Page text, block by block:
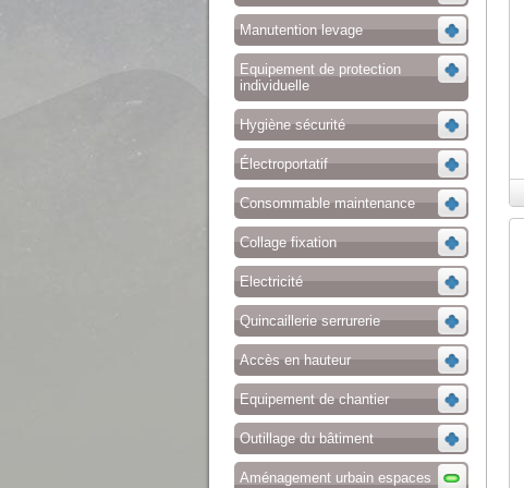
Manutention levage
Equipement de protection
individuelle
Hygiène sécurité
Électroportatif
Consommable maintenance
Collage fixation
Electricité
Quincaillerie serrurerie
Accès en hauteur
Equipement de chantier
Outillage du bâtiment
Aménagement urbain espaces